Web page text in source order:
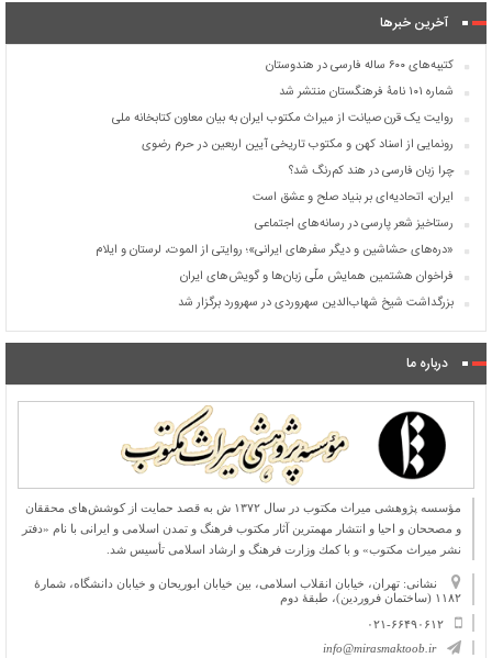
آخرین خبرها
کتیبه‌های ۶۰۰ ساله فارسی در هندوستان
شماره ۱۰۱ نامۀ فرهنگستان منتشر شد
روایت یک قرن صیانت از میراث مکتوب ایران به بیان معاون کتابخانه ملی
رونمایی از اسناد کهن و مکتوب تاریخی آیین اربعین در حرم رضوی
چرا زبان فارسی در هند کم‌رنگ شد؟
ایران، اتحادیه‌ای بر بنیاد صلح و عشق است
رستاخیز شعر پارسی در رسانه‌های اجتماعی
«دره‌های حشاشین و دیگر سفرهای ایرانی»؛ روایتی از الموت، لرستان و ایلام
فراخوان هشتمین همایش ملّی زبان‌ها و گویش‌های ایران
بزرگداشت شیخ شهاب‌الدین سهروردی در سهرورد برگزار شد
درباره ما
مؤسسه پژوهشی میراث مكتوب در سال ۱۳۷۲ ش به قصد حمایت از كوشش‌های محققان
و مصححان و احیا و انتشار مهمترین آثار مكتوب فرهنگ و تمدن اسلامی و ایرانی با نام «دفتر
نشر میراث مكتوب» و با كمك وزارت فرهنگ و ارشاد اسلامی تأسیس شد.
نشانی: تهران، خیابان انقلاب اسلامی، بین خیابان ابوریحان و خیابان دانشگاه، شمارۀ
۱۱۸۲ (ساختمان فروردین)، طبقۀ دوم
۰۲۱-۶۶۴۹۰۶۱۲
info@mirasmaktoob.ir